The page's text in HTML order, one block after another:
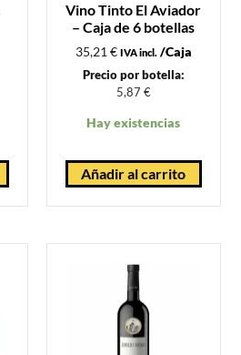
Vino Tinto El Aviador
– Caja de 6 botellas
35,21 € IVA incl./Caja
Precio por botella:
5,87 €
Hay existencias
Añadir al carrito